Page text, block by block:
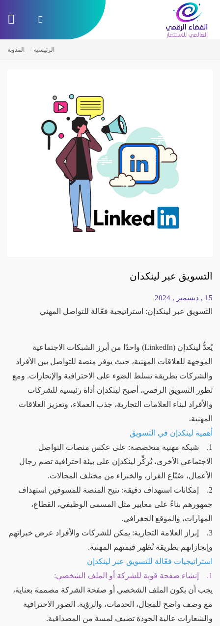
الرئيسية المدونة
التسويق عبر لينكدان
15 , ديسمبر , 2024
التسويق عبر لينكدإن: استراتيجية فعّالة للتواصل المهني
يُعدُّ لينكدإن (LinkedIn) واحدًا من أبرز الشبكات الاجتماعية
الموجهة للعلاقات المهنية، حيث يوفر منصة للتواصل بين الأفراد
والشركات بطريقة تسلط الضوء على الاحترافية والإنجازات. ومع
تطور التسويق الرقمي، أصبح لينكدإن أداة رئيسية للشركات
والأفراد لبناء العلامات التجارية، جذب العملاء، وتعزيز العلاقات
المهنية.
أهمية لينكدإن في التسويق
1. شبكة مهنية متخصصة: على عكس منصات التواصل
الاجتماعي الأخرى، يُركِّز لينكدإن على بيئة احترافية تضم رجال
الأعمال، صُنّاع القرار، والخبراء من مختلف المجالات.
2. إمكانات استهداف دقيقة: تتيح المنصة للمسوقين استهداف
جمهورهم بناءً على معايير مثل المسمى الوظيفي، القطاع،
المهارات، والموقع الجغرافي.
3. إبراز العلامة التجارية: يمكن للشركات والأفراد عرض خبراتهم
وإنجازاتهم بطريقة تُظهر قيمتهم المهنية.
استراتيجيات فعّالة للتسويق عبر لينكدإن
1. إنشاء صفحة قوية للشركة أو الملف الشخصي:
يجب أن يكون الملف الشخصي أو صفحة الشركة مصممة بعناية،
مع وصف واضح للمجال، الخدمات، والرؤية. الصور الاحترافية
والشعارات عالية الجودة تضيف لمسة من المصداقية.